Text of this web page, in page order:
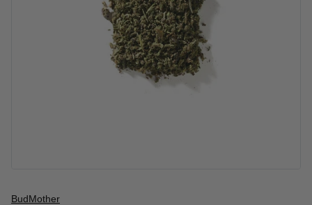
Verkäufer
BudMother